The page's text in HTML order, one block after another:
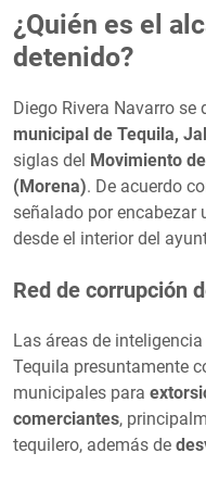
¿Quién es el
detenido?
Diego Rivera Navarro se
municipal de Tequila,
siglas del Movimiento
(Morena). De acuerdo
señalado por encabezar
desde el interior del
Red de corrupción
Las áreas de
Tequila presuntamente
municipales para
comerciantes,
tequilero, además de